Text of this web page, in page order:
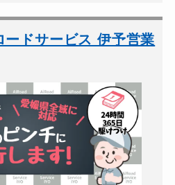
別途お見積り
別途お見積り
13,200円～(税込)
5,500円～(税込)
8,800円～(税込)
ードサービス 伊予営業